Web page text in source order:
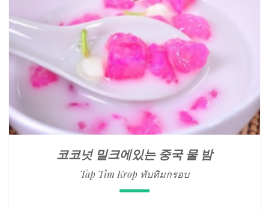
코코넛 밀크에있는 중국 물 밤
Tap Tim Krop ทับทิมกรอบ